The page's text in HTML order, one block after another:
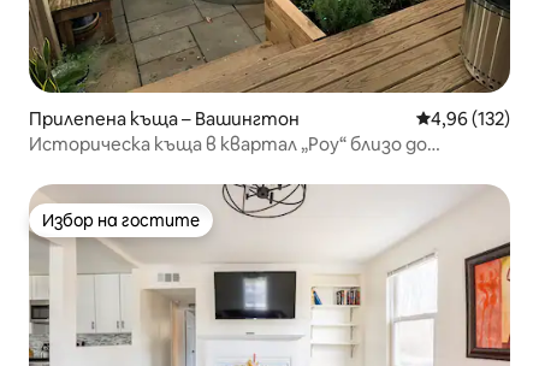
Прилепена къща – Вашингтон Средна
4,96 (132)
Историческа къща в квартал „Роу“ близо до
Избор на гостите
Избор на гостите